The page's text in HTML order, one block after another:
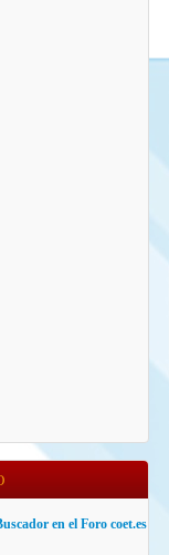
en el Foro coet.es